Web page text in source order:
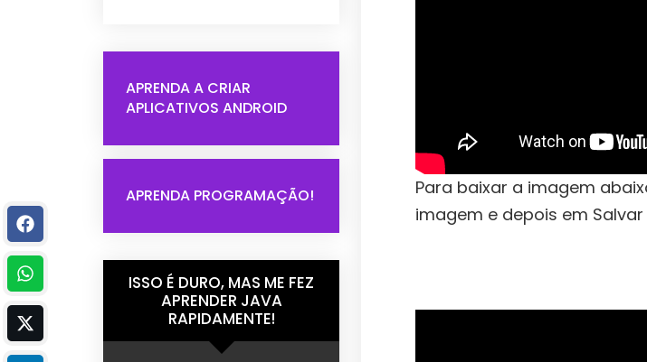
Para baixar a imagem
imagem e depois em
APRENDA A CRIAR
APLICATIVOS ANDROID
APRENDA PROGRAMAÇÃO!
ISSO É DURO, MAS ME FEZ
APRENDER JAVA
RAPIDAMENTE!